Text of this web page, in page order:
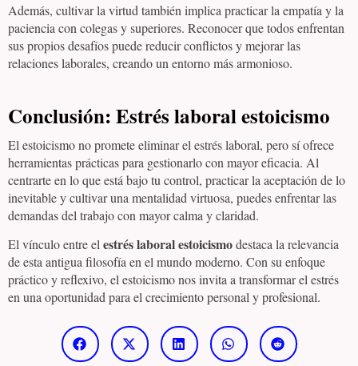
Además, cultivar la virtud también implica practicar la empatía y la
paciencia con colegas y superiores. Reconocer que todos enfrentan
sus propios desafíos puede reducir conflictos y mejorar las
relaciones laborales, creando un entorno más armonioso.
Conclusión: Estrés laboral estoicismo
El estoicismo no promete eliminar el estrés laboral, pero sí ofrece
herramientas prácticas para gestionarlo con mayor eficacia. Al
centrarte en lo que está bajo tu control, practicar la aceptación de lo
inevitable y cultivar una mentalidad virtuosa, puedes enfrentar las
demandas del trabajo con mayor calma y claridad.
El vínculo entre el estrés laboral estoicismodestaca la relevancia
de esta antigua filosofía en el mundo moderno. Con su enfoque
práctico y reflexivo, el estoicismo nos invita a transformar el estrés
en una oportunidad para el crecimiento personal y profesional.